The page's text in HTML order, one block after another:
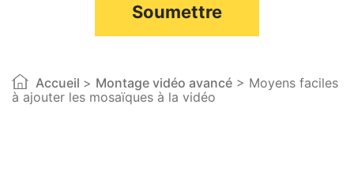
Soumettre
Accueil > Montage vidéo avancé > Moyens faciles
à ajouter les mosaïques à la vidéo